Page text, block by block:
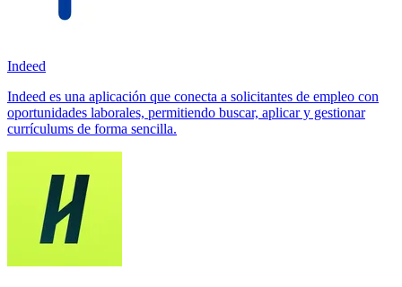
Indeed
Indeed es una aplicación que conecta a solicitantes de empleo con
oportunidades laborales, permitiendo buscar, aplicar y gestionar
currículums de forma sencilla.